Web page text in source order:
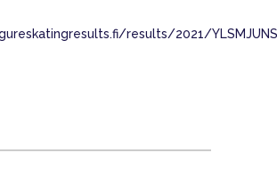
results/2021/